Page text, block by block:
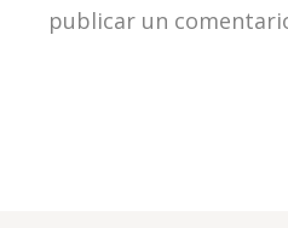
publicar un